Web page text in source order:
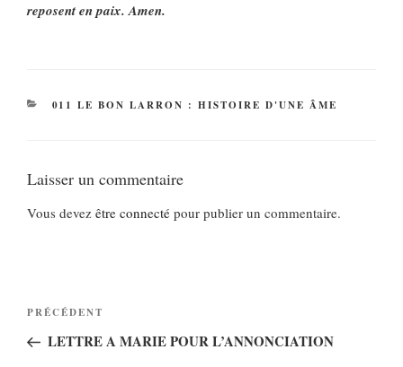
reposent en paix. Amen.
CATÉGORIES
011 LE BON LARRON : HISTOIRE D'UNE ÂME
Laisser un commentaire
Vous devez être connecté pour publier un commentaire.
Navigation
l’article
Article
précédent
PRÉCÉDENT
LETTRE A MARIE POUR L’ANNONCIATION